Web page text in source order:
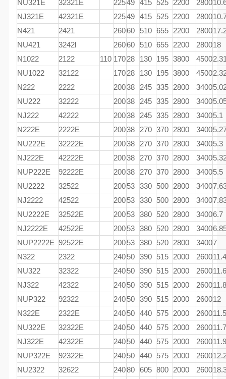
NU321E
32321E 22549 415 525 2200 2800
NJ321E
42321E 22549 415 525 2200 2800
N421
2421 26060 510 655 2200 2800
NU421
3242l 26060 510 655 2200 280018
N1022
2122 110 17028 130 195 3800 4500
NU1022
32122 17028 130 195 3800 4500
N222
2222 20038 245 335 2800 3400
NU222
32222 20038 245 335 2800 3400
NJ222
42222 20038 245 335 2800 34005.1
N222E
2222E 20038 270 370 2800 3400
NU222E
32222E 20038 270 370 2800 34005.3
NJ222E
42222E 20038 270 370 2800 3400
NUP222E
92222E 20038 270 370 2800 34005.5
NU2222
32522 20053 330 500 2800 3400
NJ2222
42522 20053 330 500 2800 3400
NU2222E
32522E 20053 380 520 2800 34006.7
NJ2222E
42522E 20053 380 520 2800 3400
NUP2222E 92522E 20053 380 520 2800 34007
N322
2322 24050 390 515 2000 260011.4
NU322
32322 24050 390 515 2000 260011.6
NJ322
42322 24050 390 515 2000 260011.8
NUP322
92322 24050 390 515 2000 260012
N322E
2322E 24050 440 575 2000 260011.5
NU322E
32322E 24050 440 575 2000 260011.7
NJ322E
42322E 24050 440 575 2000 260011.9
NUP322E
92322E 24050 440 575 2000 2600
NU2322
32622 24080 605 800 2000 2600